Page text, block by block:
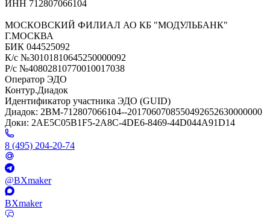
ИНН 712807066104
МОСКОВСКИЙ ФИЛИАЛ АО КБ "МОДУЛЬБАНК"
Г.МОСКВА
БИК 044525092
К/с №30101810645250000092
Р/с №40802810770010017038
Оператор ЭДО
Контур.Диадок
Идентификатор участника ЭДО (GUID)
Диадок: 2BM-712807066104--2017060708550492652630000000
Доки: 2AE5C05B1F5-2A8C-4DE6-8469-44D044A91D14
8 (495) 204-20-74
@BXmaker
BXmaker